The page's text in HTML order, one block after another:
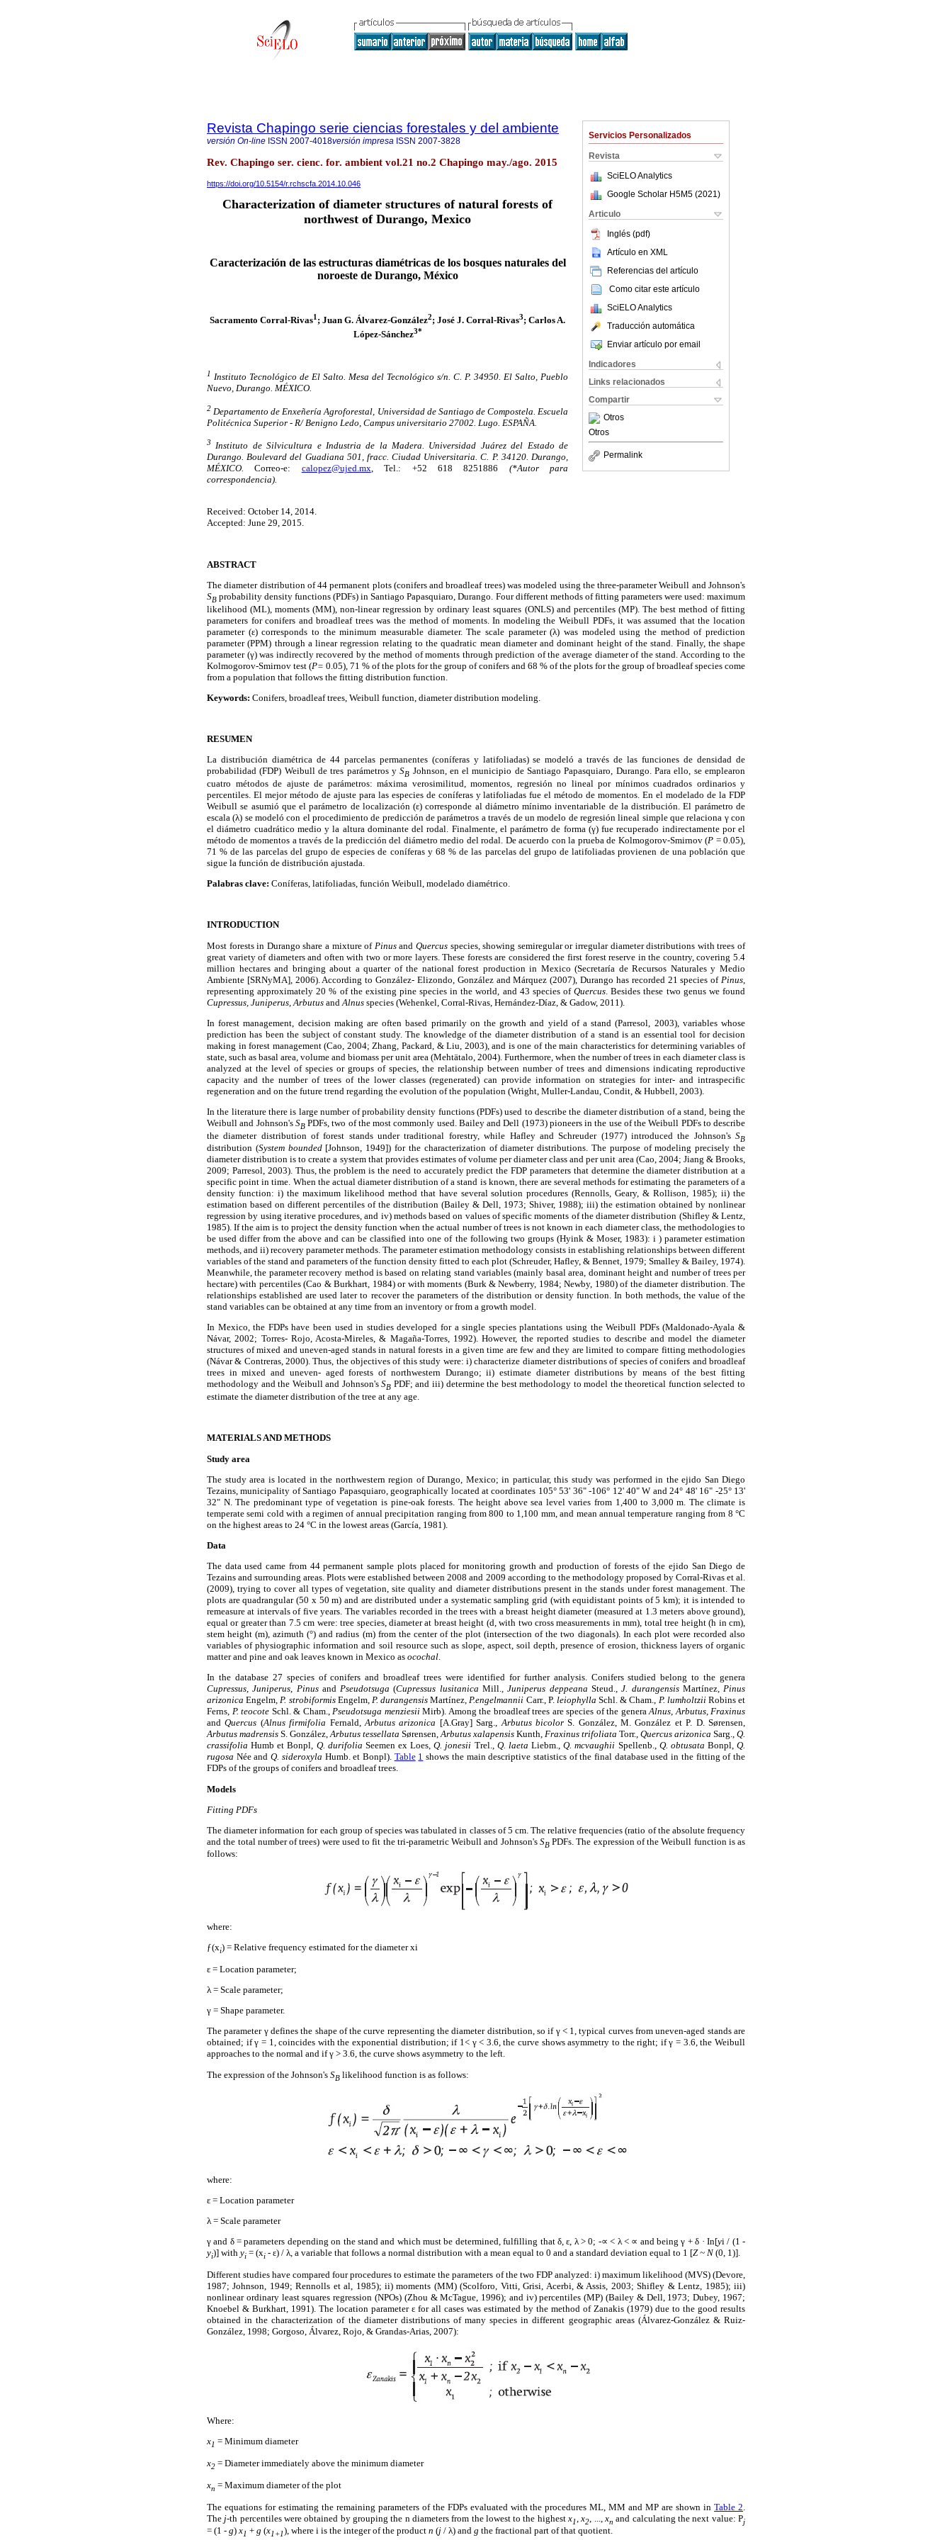
Servicios Personalizados
Revista
SciELO Analytics
Google Scholar H5M5 (2021 )
Articulo
Inglés (pdf)
Artículo en XML
Referencias del artículo
Como citar este artículo
SciELO Analytics
Traducción automática
Enviar artículo por email
Indicadores
Links relacionados
Compartir
Otros
Otros
Permalink
Revista Chapingo serie ciencias forestales y del ambiente
versión On-line ISSN 2007-4018versión impresa ISSN 2007-3828
Rev. Chapingo ser. cienc. for. ambient vol.21 no.2 Chapingo may./ago. 2015
https://doi.org/10.5154/r.rchscfa.2014.10.046
Characterization of diameter structures of natural forests of
northwest of Durango, Mexico
Caracterización de las estructuras diamétricas de los bosques naturales del
noroeste de Durango, México
Sacramento Corral-Rivas1 ; Juan G. Álvarez-González2; José J. Corral-Rivas3; Carlos A.
López-Sánchez3*
1 Instituto Tecnológico de El Salto. Mesa del Tecnológico s/n. C. P. 34950. El Salto, Pueblo
Nuevo, Durango. MÉXICO.
2 Departamento de Enxeñería Agroforestal, Universidad de Santiago de Compostela. Escuela
Politécnica Superior - R/ Benigno Ledo, Campus universitario 27002. Lugo. ESPAÑA.
3
Instituto de Silvicultura e Industria de la Madera. Universidad Juárez del Estado de
Durango. Boulevard del Guadiana 501, fracc. Ciudad Universitaria. C. P. 34120. Durango,
MÉXICO. Correo-e: calopez@ujed.mx, Tel.: +52 618 8251886 (*Autor para
correspondencia).
Received: October 14, 2014.
Accepted: June 29, 2015.
ABSTRACT
The diameter distribution of 44 permanent plots (conifers and broadleaf trees) was modeled using the three-parameter Weibull and Johnson's
SB probability density functions (PDFs) in Santiago Papasquiaro, Durango. Four different methods of fitting parameters were used: maximum
likelihood (ML), moments (MM), non-linear regression by ordinary least squares (ONLS) and percentiles (MP). The best method of fitting
parameters for conifers and broadleaf trees was the method of moments. In modeling the Weibull PDFs, it was assumed that the location
parameter (ε) corresponds to the minimum measurable diameter. The scale parameter (λ) was modeled using the method of prediction
parameter (PPM) through a linear regression relating to the quadratic mean diameter and dominant height of the stand. Finally, the shape
parameter (γ) was indirectly recovered by the method of moments through prediction of the average diameter of the stand. According to the
Kolmogorov-Smirnov test (P= 0.05), 71 % of the plots for the group of conifers and 68 % of the plots for the group of broadleaf species come
from a population that follows the fitting distribution function.
Keywords: Conifers, broadleaf trees, Weibull function, diameter distribution modeling.
RESUMEN
La distribución diamétrica de 44 parcelas permanentes (coníferas y latifoliadas) se modeló a través de las funciones de densidad de
probabilidad (FDP) Weibull de tres parámetros ySB Johnson, en el municipio de Santiago Papasquiaro, Durango. Para ello, se emplearon
cuatro métodos de ajuste de parámetros: máxima verosimilitud, momentos, regresión no lineal por mínimos cuadrados ordinarios y
percentiles. El mejor método de ajuste para las especies de coníferas y latifoliadas fue el método de momentos. En el modelado de la FDP
Weibull se asumió que el parámetro de localización (ε) corresponde al diámetro mínimo inventariable de la distribución. El parámetro de
escala (λ) se modeló con el procedimiento de predicción de parámetros a través de un modelo de regresión lineal simple que relaciona γ con
el diámetro cuadrático medio y la altura dominante del rodal. Finalmente, el parámetro de forma (γ) fue recuperado indirectamente por el
método de momentos a través de la predicción del diámetro medio del rodal. De acuerdo con la prueba de Kolmogorov-Smirnov (P = 0.05),
71 % de las parcelas del grupo de especies de coníferas y 68 % de las parcelas del grupo de latifoliadas provienen de una población que
sigue la función de distribución ajustada.
Palabras clave: Coníferas, latifoliadas, función Weibull, modelado diamétrico.
INTRODUCTION
Most forests in Durango share a mixture of PinusandQuercus species, showing semiregular or irregular diameter distributions with trees of
great variety of diameters and often with two or more layers. These forests are considered the first forest reserve in the country, covering 5.4
million hectares and bringing about a quarter of the national forest production in Mexico (Secretaría de Recursos Naturales y Medio
Ambiente [SRNyMA], 2006). According to González- Elizondo, González and Márquez (2007), Durango has recorded 21 species of Pinus
representing approximately 20 % of the existing pine species in the world, and 43 species ofQuercus . Besides these two genus we found
Cupressus, Juniperus, Arbutus and Alnus species (Wehenkel, Corral-Rivas, Hernández-Díaz, & Gadow, 2011).
In forest management, decision making are often based primarily on the growth and yield of a stand (Parresol, 2003), variables whose
prediction has been the subject of constant study. The knowledge of the diameter distribution of a stand is an essential tool for decision
making in forest management (Cao, 2004; Zhang, Packard, & Liu, 2003), and is one of the main characteristics for determining variables of
state, such as basal area, volume and biomass per unit area (Mehtätalo, 2004). Furthermore, when the number of trees in each diameter class is
analyzed at the level of species or groups of species, the relationship between number of trees and dimensions indicating reproductive
capacity and the number of trees of the lower classes (regenerated) can provide information on strategies for inter- and intraspecific
regeneration and on the future trend regarding the evolution of the population (Wright, Muller-Landau, Condit, & Hubbell, 2003).
In the literature there is large number of probability density functions (PDFs) used to describe the diameter distribution of a stand, being the
Weibull and Johnson's SBPDFs, two of the most commonly used. Bailey and Dell (1973) pioneers in the use of the Weibull PDFs to describe
the diameter distribution of forest stands under traditional forestry, while Hafley and Schreuder (1977) introduced the Johnson's SB
distribution (System bounded[Johnson, 1949]) for the characterization of diameter distributions. The purpose of modeling precisely the
diameter distribution is to create a system that provides estimates of volume per diameter class and per unit area (Cao, 2004; Jiang & Brooks,
2009; Parresol, 2003). Thus, the problem is the need to accurately predict the FDP parameters that determine the diameter distribution at a
specific point in time. When the actual diameter distribution of a stand is known, there are several methods for estimating the parameters of a
density function: i) the maximum likelihood method that have several solution procedures (Rennolls, Geary, & Rollison, 1985); ii) the
estimation based on different percentiles of the distribution (Bailey & Dell, 1973; Shiver, 1988); iii) the estimation obtained by nonlinear
regression by using iterative procedures, and iv) methods based on values of specific moments of the diameter distribution (Shifley & Lentz,
1985). If the aim is to project the density function when the actual number of trees is not known in each diameter class, the methodologies to
be used differ from the above and can be classified into one of the following two groups (Hyink & Moser, 1983): i ) parameter estimation
methods, and ii) recovery parameter methods. The parameter estimation methodology consists in establishing relationships between different
variables of the stand and parameters of the function density fitted to each plot (Schreuder, Hafley, & Bennet, 1979; Smalley & Bailey, 1974).
Meanwhile, the parameter recovery method is based on relating stand variables (mainly basal area, dominant height and number of trees per
hectare) with percentiles (Cao & Burkhart, 1984) or with moments (Burk & Newberry, 1984; Newby, 1980) of the diameter distribution. The
relationships established are used later to recover the parameters of the distribution or density function. In both methods, the value of the
stand variables can be obtained at any time from an inventory or from a growth model.
In Mexico, the FDPs have been used in studies developed for a single species plantations using the Weibull PDFs (Maldonado-Ayala &
Návar, 2002; Torres- Rojo, Acosta-Mireles, & Magaña-Torres, 1992). However, the reported studies to describe and model the diameter
structures of mixed and uneven-aged stands in natural forests in a given time are few and they are limited to compare fitting methodologies
(Návar & Contreras, 2000). Thus, the objectives of this study were: i) characterize diameter distributions of species of conifers and broadleaf
trees in mixed and uneven- aged forests of northwestern Durango; ii) estimate diameter distributions by means of the best fitting
methodology and the Weibull and Johnson'sSB PDF; and iii) determine the best methodology to model the theoretical function selected to
estimate the diameter distribution of the tree at any age.
MATERIALS AND METHODS
Study area
The study area is located in the northwestern region of Durango, Mexico; in particular, this study was performed in the ejido San Diego
Tezains, municipality of Santiago Papasquiaro, geographically located at coordinates 105° 53' 36" -106° 12' 40" W and 24° 48' 16" -25° 13'
32" N. The predominant type of vegetation is pine-oak forests. The height above sea level varies from 1,400 to 3,000 m. The climate is
temperate semi cold with a regimen of annual precipitation ranging from 800 to 1,100 mm, and mean annual temperature ranging from 8 °C
on the highest areas to 24 °C in the lowest areas (García, 1981).
Data
The data used came from 44 permanent sample plots placed for monitoring growth and production of forests of the ejido San Diego de
Tezains and surrounding areas. Plots were established between 2008 and 2009 according to the methodology proposed by Corral-Rivas et al.
(2009), trying to cover all types of vegetation, site quality and diameter distributions present in the stands under forest management. The
plots are quadrangular (50 x 50 m) and are distributed under a systematic sampling grid (with equidistant points of 5 km); it is intended to
remeasure at intervals of five years. The variables recorded in the trees with a breast height diameter (measured at 1.3 meters above ground),
equal or greater than 7.5 cm were: tree species, diameter at breast height (d, with two cross measurements in mm), total tree height (h in cm),
stem height (m), azimuth (°) and radius (m) from the center of the plot (intersection of the two diagonals). In each plot were recorded also
variables of physiographic information and soil resource such as slope, aspect, soil depth, presence of erosion, thickness layers of organic
matter and pine and oak leaves known in Mexico as ocochal.
In the database 27 species of conifers and broadleaf trees were identified for further analysis. Conifers studied belong to the genera
Cupressus,Juniperus, PinusandPseudotsuga (Cupressus lusitanica Mill., Juniperus deppeana Steud., J. durangensisMartínez, Pinus
arizonica Engelm, P. strobiformisEngelm, P. durangensis Martínez, P.engelmannii Carr., P. leiophylla Schl. & Cham., P. lumholtziiRobins et
Ferns, P. teocote Schl. & Cham., Pseudotsuga menziesiiMirb). Among the broadleaf trees are species of the generaAlnus,Arbutus, Fraxinus
andQuercus (Alnus firmifolia Fernald,Arbutus arizonica [A.Gray] Sarg.,Arbutus bicolorS. González, M. González et P. D. Sørensen,
Arbutus madrensis S. González,Arbutus tessellata Sørensen,Arbutus xalapensis Kunth, Fraxinus trifoliata Torr., Quercus arizonica Sarg., Q.
crassifolia Humb et Bonpl, Q. durifolia Seemen ex Loes,Q. jonesii Trel., Q. laeta Liebm.,Q. mcvaughii Spellenb., Q. obtusata Bonpl,Q.
rugosa Née andQ. sideroxyla Humb. et Bonpl). Table 1 shows the main descriptive statistics of the final database used in the fitting of the
FDPs of the groups of conifers and broadleaf trees.
Models
Fitting PDFs
The diameter information for each group of species was tabulated in classes of 5 cm. The relative frequencies (ratio of the absolute frequency
and the total number of trees) were used to fit the tri-parametric Weibull and Johnson's SBPDFs. The expression of the Weibull function is as
follows:
where:
ƒ(xi) = Relative frequency estimated for the diameter xi
ε = Location parameter;
λ = Scale parameter;
γ = Shape parameter.
The parameter γ defines the shape of the curve representing the diameter distribution, so if γ < 1, typical curves from uneven-aged stands are
obtained; if γ = 1, coincides with the exponential distribution; if 1< γ < 3.6, the curve shows asymmetry to the right; if γ = 3.6, the Weibull
approaches to the normal and if γ > 3.6, the curve shows asymmetry to the left.
The expression of the Johnson's SB likelihood function is as follows:
where:
ε = Location parameter
λ = Scale parameter
γ and δ = parameters depending on the stand and which must be determined, fulfilling that δ, ε, λ > 0; -∝ < λ < ∝ and being γ + δ · In[yi / (1 -
yi)] with yi = (xi - ε) / λ, a variable that follows a normal distribution with a mean equal to 0 and a standard deviation equal to 1 [Z ~ N (0, 1)].
Different studies have compared four procedures to estimate the parameters of the two FDP analyzed: i) maximum likelihood (MVS) (Devore,
1987; Johnson, 1949; Rennolls et al, 1985); ii) moments (MM) (Scolforo, Vitti, Grisi, Acerbi, & Assis, 2003; Shifley & Lentz, 1985); iii)
nonlinear ordinary least squares regression (NPOs) (Zhou & McTague, 1996); and iv) percentiles (MP) (Bailey & Dell, 1973; Dubey, 1967;
Knoebel & Burkhart, 1991). The location parameter ε for all cases was estimated by the method of Zanakis (1979) due to the good results
obtained in the characterization of the diameter distributions of many species in different geographic areas (Álvarez-González & Ruiz-
González, 1998; Gorgoso, Álvarez, Rojo, & Grandas-Arias, 2007):
Where:
x1 = Minimum diameter
x2 = Diameter immediately above the minimum diameter
xn = Maximum diameter of the plot
The equations for estimating the remaining parameters of the FDPs evaluated with the procedures ML, MM and MP are shown inTable 2
The j-th percentiles were obtained by grouping the n diameters from the lowest to the highestx1 ,x2 , ...,xn and calculating the next value: Pj
= (1 - g) x1 + g (x1+1), where i is the integer of the product n (j / λ) and g the fractional part of that quotient.